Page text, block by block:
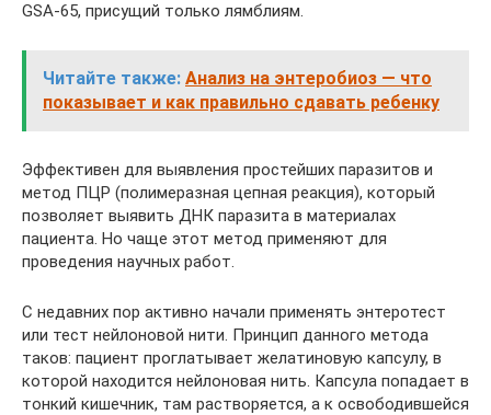
GSA-65, присущий только лямблиям.
Читайте также: Анализ на энтеробиоз — что
показывает и как правильно сдавать ребенку
Эффективен для выявления простейших паразитов и
метод ПЦР (полимеразная цепная реакция), который
позволяет выявить ДНК паразита в материалах
пациента. Но чаще этот метод применяют для
проведения научных работ.
С недавних пор активно начали применять энтеротест
или тест нейлоновой нити. Принцип данного метода
таков: пациент проглатывает желатиновую капсулу, в
которой находится нейлоновая нить. Капсула попадает в
тонкий кишечник, там растворяется, а к освободившейся